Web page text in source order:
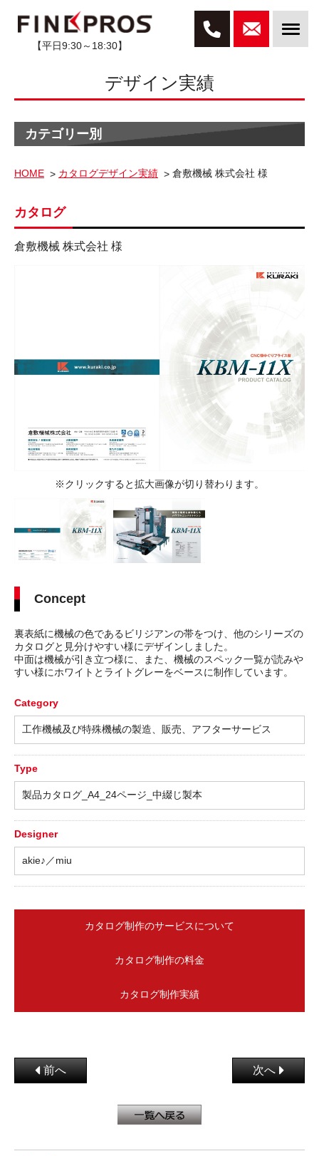
【平日9:30～18:30】
デザイン実績
カテゴリー別
HOME カタログデザイン実績 倉敷機械 株式会社 様
カタログ
倉敷機械 株式会社 様
※クリックすると拡大画像が切り替わります。
Concept
裏表紙に機械の色であるビリジアンの帯をつけ、他のシリーズの
カタログと見分けやすい様にデザインしました。
中面は機械が引き立つ様に、また、機械のスペック一覧が読みや
すい様にホワイトとライトグレーをベースに制作しています。
Category
工作機械及び特殊機械の製造、販売、アフターサービス
Type
製品カタログ_A4_24ページ_中綴じ製本
Designer
akie♪／miu
カタログ制作のサービスについて
カタログ制作の料金
カタログ制作実績
前へ 次へ